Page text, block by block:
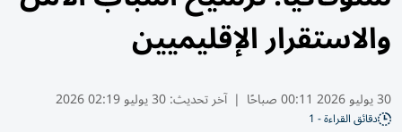
والاستقرار الإقليميين
30 يوليو 2026 00:11 صباحًا | آخر تحديث:30 يوليو 02:19 2026
دقائق القراءة - 1